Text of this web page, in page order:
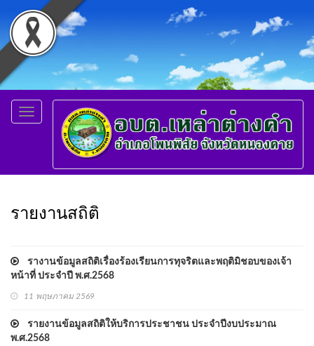
Toggle
navigation
รายงานสถิติ
รางานข้อมูลสถิติเรื่องร้องเรียนการทุจริตและพฤติมิชอบของเจ้า
หน้าที่ ประจำปี พ.ศ.2568
11 พฤษภาคม 2569
รายงานข้อมูลสถิติให้บริการประชาชน ประจำปีงบประมาณ
พ.ศ.2568